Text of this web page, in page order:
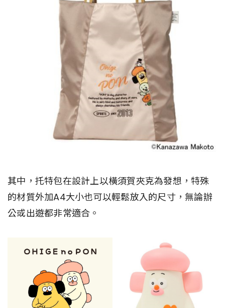
其中，托特包在設計上以橫須賀夾克為發想，特殊
的材質外加A4大小也可以輕鬆放入的尺寸，無論辦
公或出遊都非常適合。